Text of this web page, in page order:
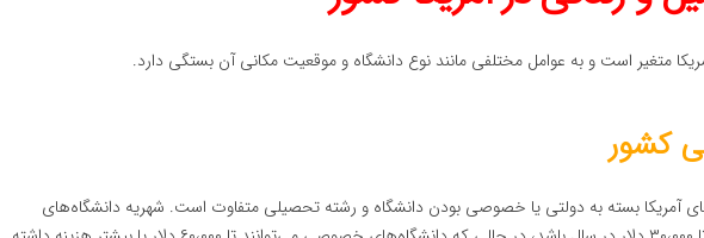
متغیر است و به عوامل مختلفی مانند نوع دانشگاه و موقعیت مکانی آن بستگی دارد.
کشور
آمریکا بسته به دولتی یا خصوصی بودن دانشگاه و رشته تحصیلی متفاوت است. شهریه دانشگاه‌های